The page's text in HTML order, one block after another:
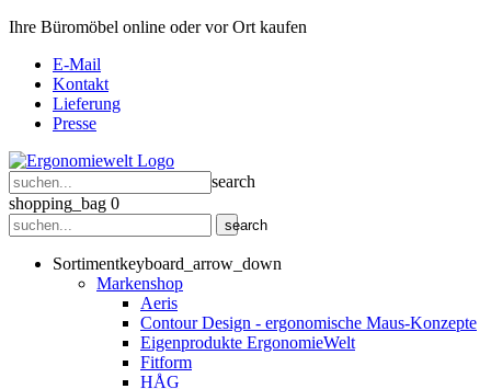
Ihre Büromöbel online oder vor Ort kaufen
E-Mail
Kontakt
Lieferung
Presse
search
shopping_bag 0
search
Sortimentkeyboard_arrow_down
Markenshop
Aeris
Contour Design - ergonomische Maus-Konzepte
Eigenprodukte ErgonomieWelt
Fitform
HÅG